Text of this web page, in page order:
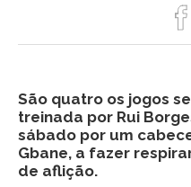
São quatro os jogos
treinada por Rui
sábado por um
Gbane, a fazer
de aflição.